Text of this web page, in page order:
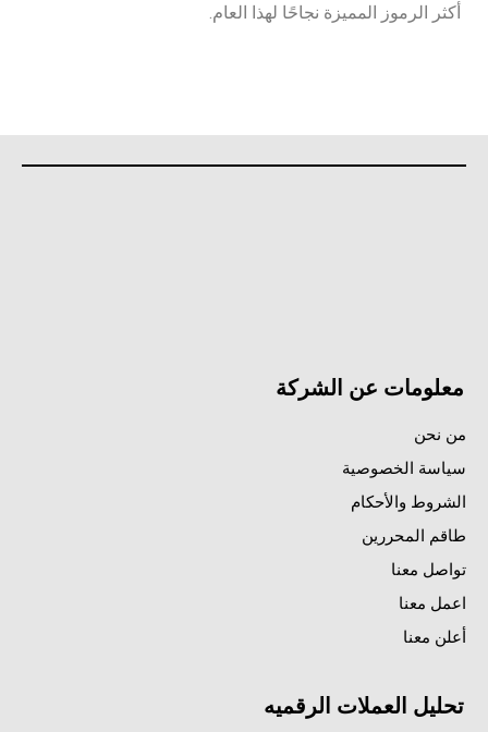
أكثر الرموز المميزة نجاحًا لهذا العام.
معلومات عن الشركة
من نحن
سياسة الخصوصية
الشروط والأحكام
طاقم المحررين
تواصل معنا
اعمل معنا
أعلن معنا
تحليل العملات الرقميه